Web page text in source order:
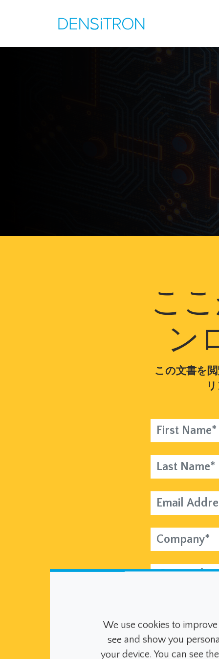
こ
ン
この文書を
First Name*
Last Name*
Email Address*
Company*
Country*
I would
by email.
I consent to
We use cookies to
see and show you
your device. You can see